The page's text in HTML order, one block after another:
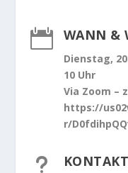
 WANN &
Dienstag,
10 Uhr
Via Zoom –
https://
r/
u